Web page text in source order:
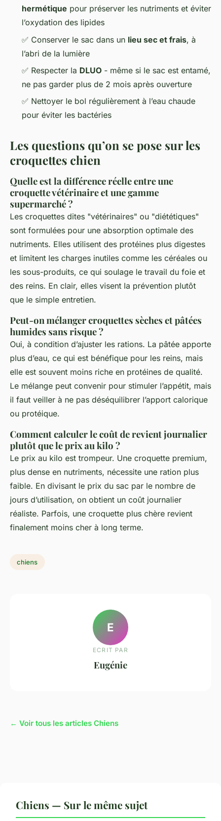
hermétique pour préserver les nutriments et éviter
l’oxydation des lipides
✅ Conserver le sac dans un lieu sec et frais, à
l’abri de la lumière
✅ Respecter la DLUO - même si le sac est entamé,
ne pas garder plus de 2 mois après ouverture
✅ Nettoyer le bol régulièrement à l’eau chaude
pour éviter les bactéries
Les questions qu’on se pose sur les
croquettes chien
Quelle est la différence réelle entre une
croquette vétérinaire et une gamme
supermarché ?
Les croquettes dites "vétérinaires" ou "diététiques"
sont formulées pour une absorption optimale des
nutriments. Elles utilisent des protéines plus digestes
et limitent les charges inutiles comme les céréales ou
les sous-produits, ce qui soulage le travail du foie et
des reins. En clair, elles visent la prévention plutôt
que le simple entretien.
Peut-on mélanger croquettes sèches et pâtées
humides sans risque ?
Oui, à condition d’ajuster les rations. La pâtée apporte
plus d’eau, ce qui est bénéfique pour les reins, mais
elle est souvent moins riche en protéines de qualité.
Le mélange peut convenir pour stimuler l’appétit, mais
il faut veiller à ne pas déséquilibrer l’apport calorique
ou protéique.
Comment calculer le coût de revient journalier
plutôt que le prix au kilo ?
Le prix au kilo est trompeur. Une croquette premium,
plus dense en nutriments, nécessite une ration plus
faible. En divisant le prix du sac par le nombre de
jours d’utilisation, on obtient un coût journalier
réaliste. Parfois, une croquette plus chère revient
finalement moins cher à long terme.
chiens
E
ECRIT PAR
Eugénie
← Voir tous les articles Chiens
Chiens — Sur le même sujet